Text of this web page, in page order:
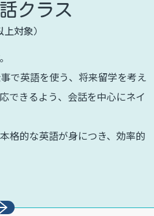
クラス
上対象）
で英語を使う、将来留学を考え
できるよう、会話を中心にネイ
格的な英語が身につき、効率的